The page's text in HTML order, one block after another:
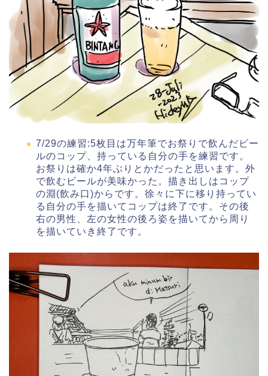
7/29の練習:5枚目は万年筆でお祭りで飲んだビー
ルのコップ、持っている自分の手を練習です。
お祭りは確か4年ぶりとかだったと思います。外
で飲むビールが美味かった。描き出しはコップ
の淵(飲み口)からです。徐々に下に移り持ってい
る自分の手を描いてコップは終了です。その後
右の男性、左の女性の後ろ姿を描いてから周り
を描いていき終了です。